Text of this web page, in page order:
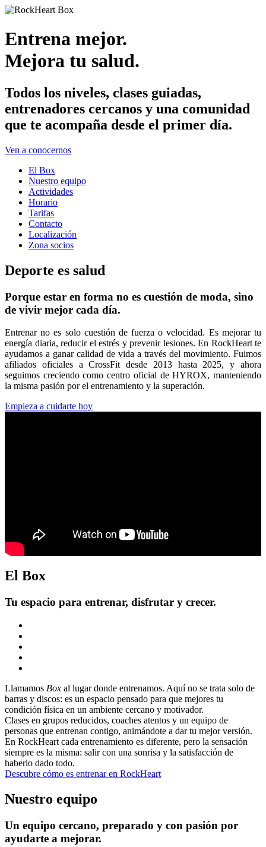
Entrena mejor.
Mejora tu salud.
Todos los niveles, clases guiadas,
entrenadores cercanos y una comunidad
que te acompaña desde el primer día.
Ven a conocernos
El Box
Nuestro equipo
Actividades
Horario
Tarifas
Contacto
Localización
Zona socios
Deporte es salud
Porque estar en forma no es cuestión de moda, sino
de vivir mejor cada día.
Entrenar no es solo cuestión de fuerza o velocidad. Es mejorar tu
energía diaria, reducir el estrés y prevenir lesiones. En RockHeart te
ayudamos a ganar calidad de vida a través del movimiento. Fuimos
afiliados oficiales a CrossFit desde 2013 hasta 2025, y ahora
seguimos creciendo como centro oficial de HYROX, manteniendo
la misma pasión por el entrenamiento y la superación.
Empieza a cuidarte hoy
El Box
Tu espacio para entrenar, disfrutar y crecer.
Llamamos Box al lugar donde entrenamos. Aquí no se trata solo de
barras y discos: es un espacio pensado para que mejores tu
condición física en un ambiente cercano y motivador.
Clases en grupos reducidos, coaches atentos y un equipo de
personas que entrenan contigo, animándote a dar tu mejor versión.
En RockHeart cada entrenamiento es diferente, pero la sensación
siempre es la misma: salir con una sonrisa y la satisfacción de
haberlo dado todo.
Descubre cómo es entrenar en RockHeart
Nuestro equipo
Un equipo cercano, preparado y con pasión por
ayudarte a mejorar.